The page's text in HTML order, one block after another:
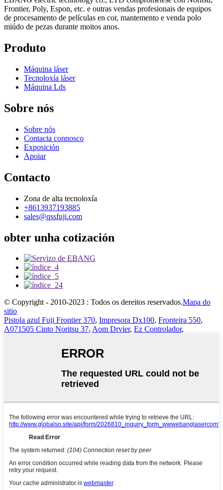
Frontier, Poly, Espon, etc. e outras vendas profesionais de equipos
de procesamento de películas en cor, mantemento e venda polo
miúdo de pezas durante moitos anos.
Produto
Máquina láser
Tecnoloxía láser
Máquina Lds
Sobre nós
Sobre nós
Contacta connosco
Exposición
Apoiar
Contacto
Zona de alta tecnoloxía
+8613937193885
sales@qssfuji.com
obter unha cotización
© Copyright - 2010-2023 : Todos os dereitos reservados.Mapa do
sitio
Pistola azul Fuji Frontier 370, Impresora Dx100, Fronteira 550,
A071505 Cinto Noritsu 37, Aom Drvier, Ez Controlador,